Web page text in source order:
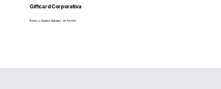
Giftcard Corporativa
Bonos y regalos digitales, sin fricción.